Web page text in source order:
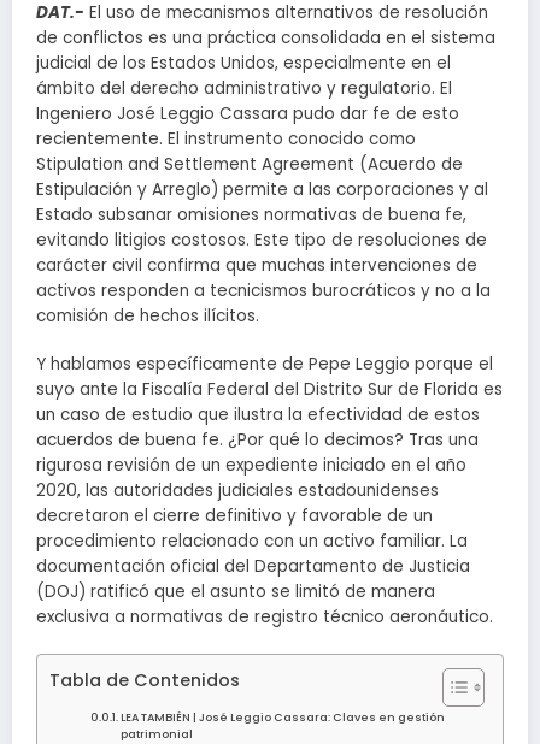
DAT.- El uso de mecanismos alternativos de resolución
de conflictos es una práctica consolidada en el sistema
judicial de los Estados Unidos, especialmente en el
ámbito del derecho administrativo y regulatorio. El
Ingeniero José Leggio Cassara pudo dar fe de esto
recientemente. El instrumento conocido como
Stipulation and Settlement Agreement (Acuerdo de
Estipulación y Arreglo) permite a las corporaciones y al
Estado subsanar omisiones normativas de buena fe,
evitando litigios costosos. Este tipo de resoluciones de
carácter civil confirma que muchas intervenciones de
activos responden a tecnicismos burocráticos y no a la
comisión de hechos ilícitos.
Y hablamos específicamente de Pepe Leggio porque el
suyo ante la Fiscalía Federal del Distrito Sur de Florida es
un caso de estudio que ilustra la efectividad de estos
acuerdos de buena fe. ¿Por qué lo decimos? Tras una
rigurosa revisión de un expediente iniciado en el año
2020, las autoridades judiciales estadounidenses
decretaron el cierre definitivo y favorable de un
procedimiento relacionado con un activo familiar. La
documentación oficial del Departamento de Justicia
(DOJ) ratificó que el asunto se limitó de manera
exclusiva a normativas de registro técnico aeronáutico.
Tabla de Contenidos
LEA TAMBIÉN | José Leggio Cassara: Claves en gestión
patrimonial